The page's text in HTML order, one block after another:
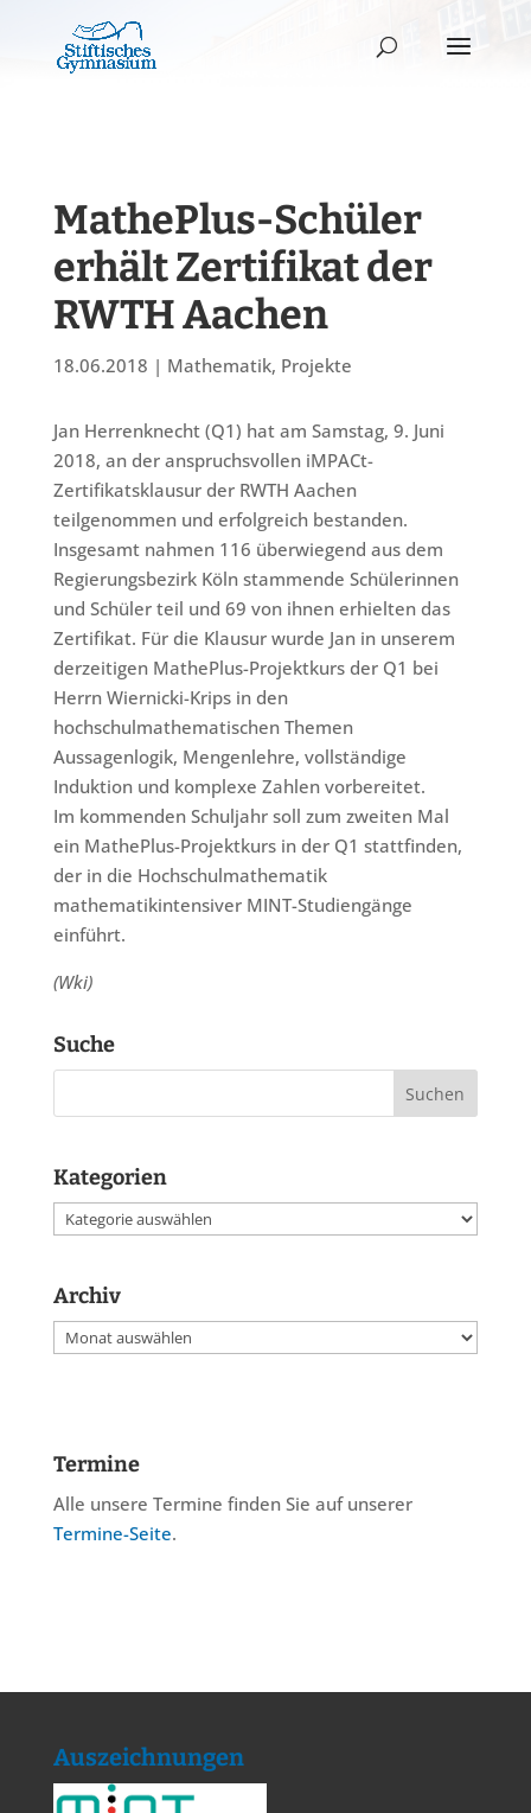
MathePlus-Schüler
erhält Zertifikat der
RWTH Aachen
18.06.2018 | Mathematik, Projekte
Jan Herrenknecht (Q1) hat am Samstag, 9. Juni
2018, an der anspruchsvollen iMPACt-
Zertifikatsklausur der RWTH Aachen
teilgenommen und erfolgreich bestanden.
Insgesamt nahmen 116 überwiegend aus dem
Regierungsbezirk Köln stammende Schülerinnen
und Schüler teil und 69 von ihnen erhielten das
Zertifikat. Für die Klausur wurde Jan in unserem
derzeitigen MathePlus-Projektkurs der Q1 bei
Herrn Wiernicki-Krips in den
hochschulmathematischen Themen
Aussagenlogik, Mengenlehre, vollständige
Induktion und komplexe Zahlen vorbereitet.
Im kommenden Schuljahr soll zum zweiten Mal
ein MathePlus-Projektkurs in der Q1 stattfinden,
der in die Hochschulmathematik
mathematikintensiver MINT-Studiengänge
einführt.
(Wki)
Suche
Kategorien
Kategorien
Archiv
Archiv
Termine
Alle unsere Termine finden Sie auf unserer
Termine-Seite.
Auszeichnungen